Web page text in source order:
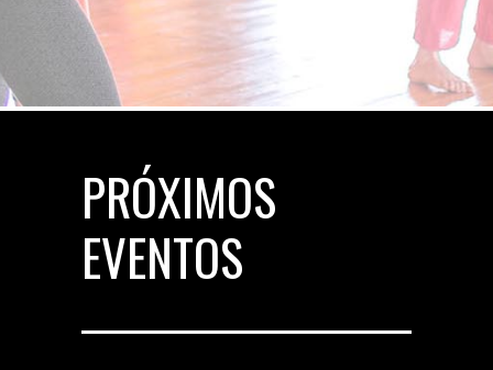
PRÓXIMOS
EVENTOS